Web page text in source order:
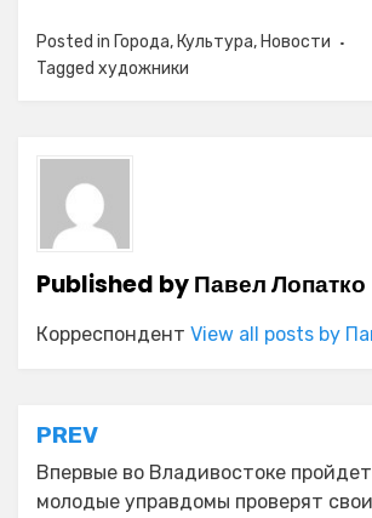
Posted in Города, Культура, Новости
Tagged художники
Published byПавел Лопатко
Корреспондент View all posts by
Навигация
по
PREV
Впервые во Владивостоке
молодые управдомы проверят